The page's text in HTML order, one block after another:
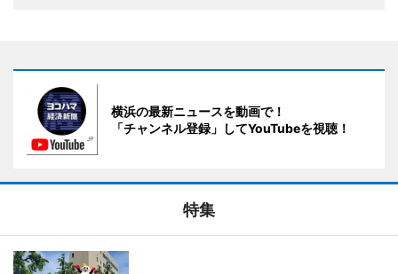
横浜の最新ニュースを動画で！
「チャンネル登録」してYouTubeを視聴！
特集